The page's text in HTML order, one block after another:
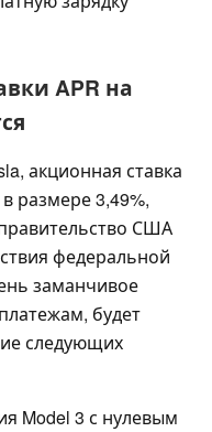
APR на
акционная ставка
размере 3,49%,
США
федеральной
заманчивое
будет
следующих
Model 3 с нулевым